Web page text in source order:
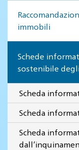
im­mo­bi­li
Schede
sostenibile
Scheda
Scheda
Scheda